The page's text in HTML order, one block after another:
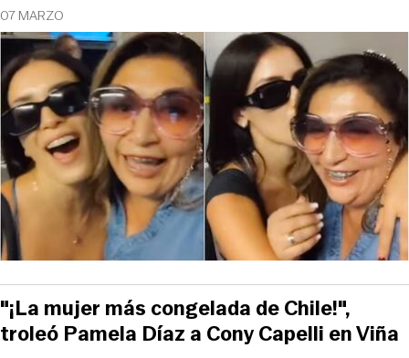
07 MARZO
"¡La mujer más congelada de Chile!",
troleó Pamela Díaz a Cony Capelli en Viña